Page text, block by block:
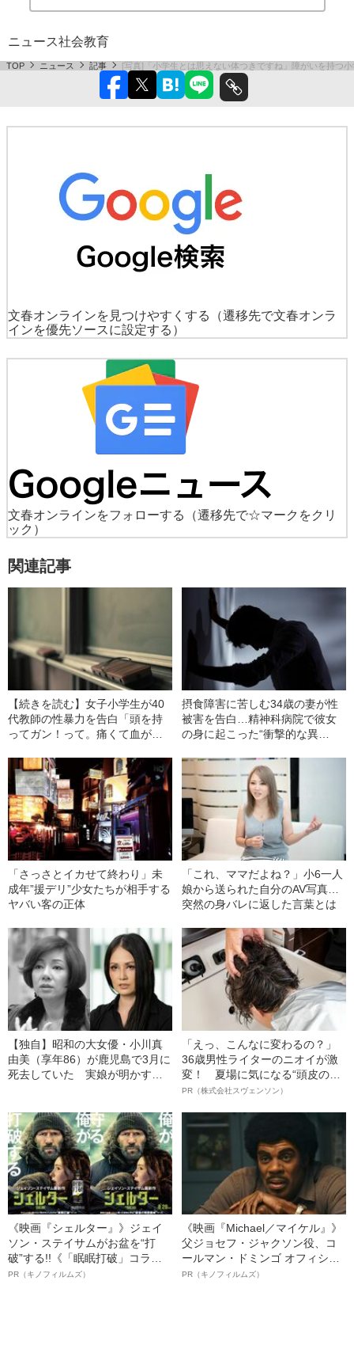
ニュース社会教育
TOP ニュース 記事 [写真]「小学生とは思えない体つきですね」障がいを持つ
文春オンラインを見つけやすくする
（遷移先で文春オンラ
インを優先ソースに設定する）
文春オンラインをフォローする
（遷移先で☆マークをクリ
ック）
関連記事
【続きを読む】女子小学生が40
代教師の性暴力を告白「頭を持
ってガン！って。痛くて血が出
側が出した“3行だけの結論”
摂食障害に苦しむ34歳の妻が性
被害を告白…精神科病院で彼女
の身に起こった“衝撃的な異
走り回り…」
「さっさとイカせて終わり」未
成年”援デリ”少女たちが相手する
ヤバい客の正体
「これ、ママだよね？」小6一人
娘から送られた自分のAV写真…
突然の身バレに返した言葉とは
【独自】昭和の大女優・小川真
由美（享年86）が鹿児島で3月に
死去していた 実娘が明かす
「えっ、こんなに変わるの？」
36歳男性ライターのニオイが激
変！ 夏場に気になる“頭皮のニ
オイ”や“ベタつき”を解消す
ト”が生み出した徹底ケアとは
PR（株式会社スヴェンソン）
《映画『シェルター』》ジェイ
ソン・ステイサムがお盆を“打
破”する!!《「眠眠打破」コラ
ボ》
PR（キノフィルムズ）
《映画『Michael／マイケル』》
父ジョセフ・ジャクソン役、コ
ールマン・ドミンゴ オフィシャ
ルインタビュー“観客を魅了した
PR（キノフィルムズ）